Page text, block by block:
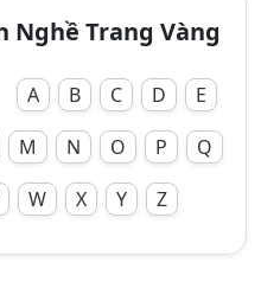
Nghề Trang Vàng
A B C D
E
M N O P
Q
W X Y Z